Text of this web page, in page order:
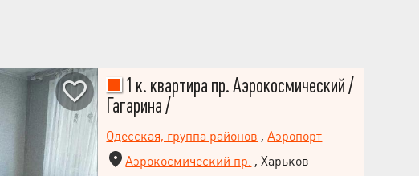
1 к. квартира пр. Аэрокосмический /
Гагарина /
Одесская, группа районов ,Аэропорт
Аэрокосмический пр. , Харьков